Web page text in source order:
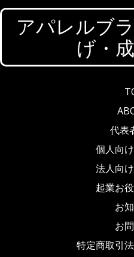
アパレルブ
げ・
代表
個人向
法人向
起業お
お
お
特定商取引